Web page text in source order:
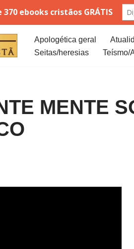
Apologética geral
Seitas/heresias
Teísmo/
MENTE